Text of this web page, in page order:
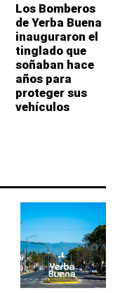
Los Bomberos
de Yerba Buena
inauguraron el
tinglado que
soñaban hace
años para
proteger sus
vehículos